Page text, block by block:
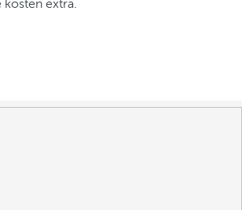
extra.